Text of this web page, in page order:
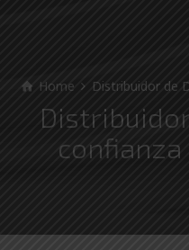
Home Distribuidor de
confianza